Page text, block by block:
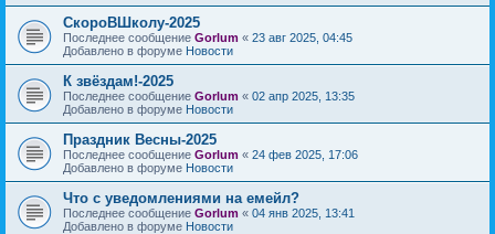
СкороВШколу-2025
Последнее сообщение Gorlum « 23 авг 2025, 04:45
Добавлено в форуме Новости
К звёздам!-2025
Последнее сообщение Gorlum « 02 апр 2025, 13:35
Добавлено в форуме Новости
Праздник Весны-2025
Последнее сообщение Gorlum « 24 фев 2025, 17:06
Добавлено в форуме Новости
Что с уведомлениями на емейл?
Последнее сообщение Gorlum « 04 янв 2025, 13:41
Добавлено в форуме Новости